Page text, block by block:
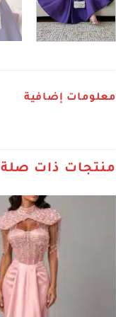
معلومات إضافية
منتجات ذات صلة